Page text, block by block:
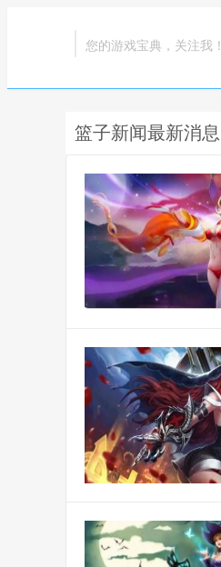
您的游戏宝典，关注我！
篮子新闻最新消息